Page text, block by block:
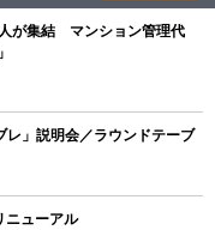
が集結 マンション管理代
」説明会／ラウンドテーブ
ューアル